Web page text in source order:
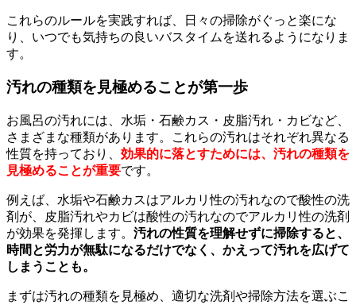
これらのルールを実践すれば、日々の掃除がぐっと楽にな
り、いつでも気持ちの良いバスタイムを送れるようになりま
す。
汚れの種類を見極めることが第一歩
お風呂の汚れには、水垢・石鹸カス・皮脂汚れ・カビなど、
さまざまな種類があります。これらの汚れはそれぞれ異なる
性質を持っており、 効果的に落とすためには、汚れの種類を
見極めることが重要です。
例えば、水垢や石鹸カスはアルカリ性の汚れなので酸性の洗
剤が、皮脂汚れやカビは酸性の汚れなのでアルカリ性の洗剤
が効果を発揮します。 汚れの性質を理解せずに掃除すると、
時間と労力が無駄になるだけでなく、かえって汚れを広げて
しまうことも。
まずは汚れの種類を見極め、適切な洗剤や掃除方法を選ぶこ